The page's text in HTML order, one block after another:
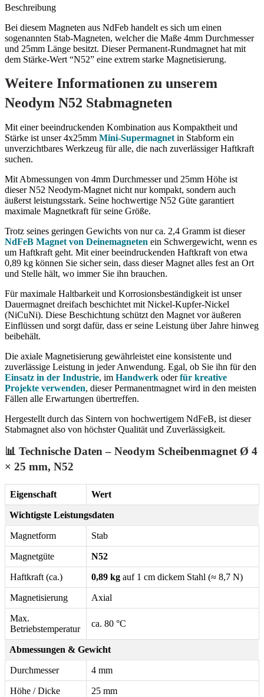
Beschreibung
Bei diesem Magneten aus NdFeb handelt es sich um einen
sogenannten Stab-Magneten, welcher die Maße 4mm Durchmesser
und 25mm Länge besitzt. Dieser Permanent-Rundmagnet hat mit
dem Stärke-Wert “N52” eine extrem starke Magnetisierung.
Weitere Informationen zu unserem
Neodym N52 Stabmagneten
Mit einer beeindruckenden Kombination aus Kompaktheit und
Stärke ist unser 4x25mm Mini-Supermagnet in Stabform ein
unverzichtbares Werkzeug für alle, die nach zuverlässiger Haftkraft
suchen.
Mit Abmessungen von 4mm Durchmesser und 25mm Höhe ist
dieser N52 Neodym-Magnet nicht nur kompakt, sondern auch
äußerst leistungsstark. Seine hochwertige N52 Güte garantiert
maximale Magnetkraft für seine Größe.
Trotz seines geringen Gewichts von nur ca. 2,4 Gramm ist dieser
NdFeB Magnet von Deinemagneten ein Schwergewicht, wenn es
um Haftkraft geht. Mit einer beeindruckenden Haftkraft von etwa
0,89 kg können Sie sicher sein, dass dieser Magnet alles fest an Ort
und Stelle hält, wo immer Sie ihn brauchen.
Für maximale Haltbarkeit und Korrosionsbeständigkeit ist unser
Dauermagnet dreifach beschichtet mit Nickel-Kupfer-Nickel
(NiCuNi). Diese Beschichtung schützt den Magnet vor äußeren
Einflüssen und sorgt dafür, dass er seine Leistung über Jahre hinweg
beibehält.
Die axiale Magnetisierung gewährleistet eine konsistente und
zuverlässige Leistung in jeder Anwendung. Egal, ob Sie ihn für den
Einsatz in der Industrie, im Handwerk oderfür kreative
Projekte verwenden, dieser Permanentmagnet wird in den meisten
Fällen alle Erwartungen übertreffen.
Hergestellt durch das Sintern von hochwertigem NdFeB, ist dieser
Stabmagnet also von höchster Qualität und Zuverlässigkeit.
📊 Technische Daten – Neodym Scheibenmagnet Ø 4
× 25 mm, N52
Eigenschaft Wert
Wichtigste Leistungsdaten
Magnetform Stab
Magnetgüte N52
Haftkraft (ca.) 0,89 kg auf 1 cm dickem Stahl (≈ 8,7 N)
Magnetisierung Axial
Max.
Betriebstemperatur
ca. 80 °C
Abmessungen & Gewicht
Durchmesser 4 mm
Höhe / Dicke 25 mm